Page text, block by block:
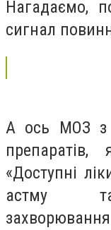
Нагадаємо,
сигнал
А ось МОЗ з
«Доступні
астму та